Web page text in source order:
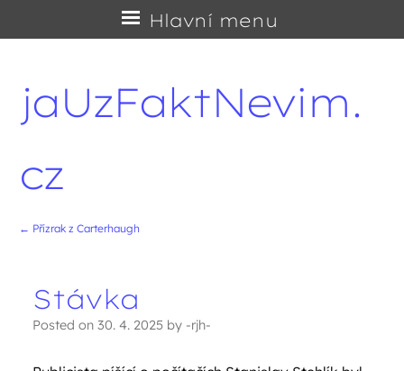
jaUzFaktNevim.
cz
Hlavní menu
na
← Přízrak z Carterhaugh
Stávka
Posted on 30. 4. 2025 by -rjh-